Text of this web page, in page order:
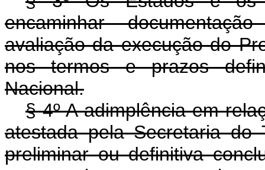
encaminhar
avaliação da execução do
nos termos e prazos
Nacional.
§ 4º A adimplência em
atestada pela Secretaria do
preliminar ou definitiva